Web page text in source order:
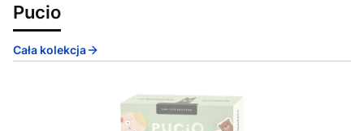
Pucio
Cała kolekcja